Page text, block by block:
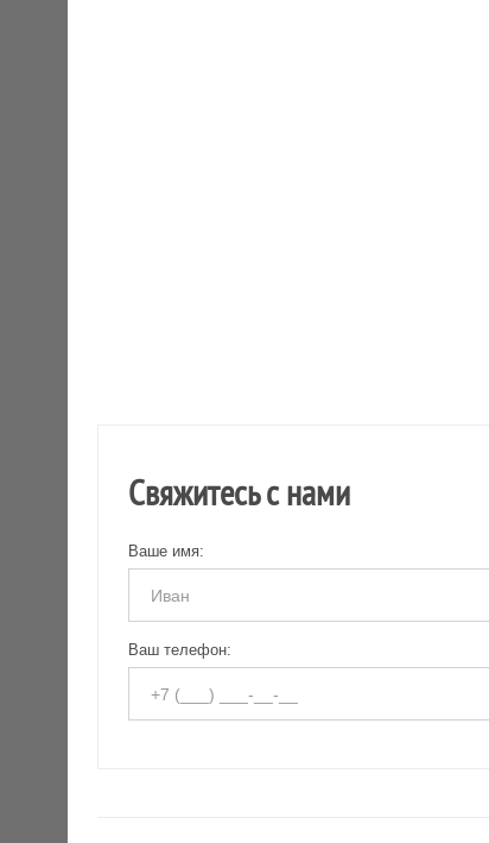
Свяжитесь с нами
Ваше имя:
Ваш телефон: